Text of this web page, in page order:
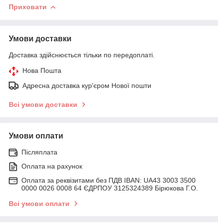
Приховати
Умови доставки
Доставка здійснюється тільки по передоплаті.
Нова Пошта
Адресна доставка кур'єром Нової пошти
Всі умови доставки
Умови оплати
Післяплата
Оплата на рахунок
Оплата за реквізитами без ПДВ IBAN: UA43 3003 3500
0000 0026 0008 64 ЄДРПОУ 3125324389 Бірюкова Г.О.
Всі умови оплати